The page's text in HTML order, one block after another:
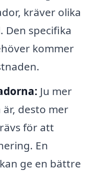
kräver olika
Den specifika
kommer
Ju mer
desto mer
för att
En
ge en bättre